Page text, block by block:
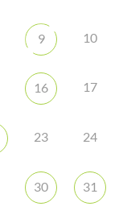
9 10
16 17
23 24
30 31